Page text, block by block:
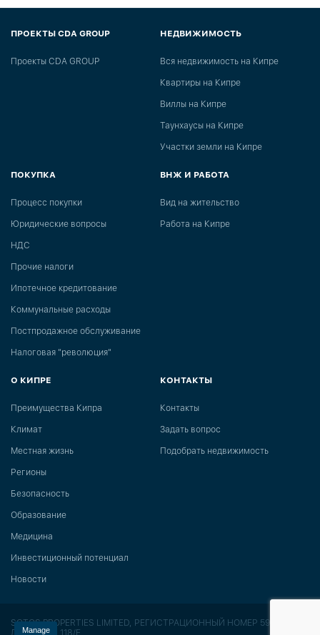
ПРОЕКТЫ CDA GROUP
Проекты CDA GROUP
НЕДВИЖИМОСТЬ
Вся недвижимость на Кипре
Квартиры на Кипре
Виллы на Кипре
Таунхаусы на Кипре
Участки земли на Кипре
ПОКУПКА
Процесс покупки
Юридические вопросы
НДС
Прочие налоги
Ипотечное кредитование
Коммунальные расходы
Постпродажное обслуживание
Налоговая "революция"
ВНЖ И РАБОТА
Вид на жительство
Работа на Кипре
О КИПРЕ
Преимущества Кипра
Климат
Местная жизнь
Регионы
Безопасность
Образование
Медицина
Инвестиционный потенциал
Новости
КОНТАКТЫ
Контакты
Задать вопрос
Подобрать недвижимость
SOTOS PROPERTIES LIMITED, РЕГИСТРАЦИОННЫЙ НОМЕР 591,
Manage